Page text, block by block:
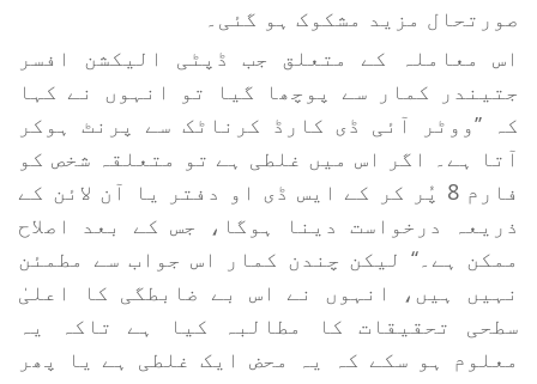
صورتحال مزید مشکوک ہو گئی۔
اس معاملہ کے متعلق جب ڈپٹی الیکشن افسر
جتیندر کمار سے پوچھا گیا تو انہوں نے کہا
کہ ’’ووٹر آئی ڈی کارڈ کرناٹک سے پرنٹ ہوکر
آتا ہے۔ اگر اس میں غلطی ہے تو متعلقہ شخص کو
فارم 8 پُر کر کے ایس ڈی او دفتر یا آن لائن کے
ذریعہ درخواست دینا ہوگا، جس کے بعد اصلاح
ممکن ہے۔‘‘ لیکن چندن کمار اس جواب سے مطمئن
نہیں ہیں، انہوں نے اس بے ضابطگی کا اعلیٰ
سطحی تحقیقات کا مطالبہ کیا ہے تاکہ یہ
معلوم ہو سکے کہ یہ محض ایک غلطی ہے یا پھر